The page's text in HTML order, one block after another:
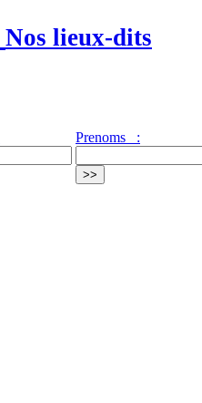
Nos lieux-dits
Prenoms :